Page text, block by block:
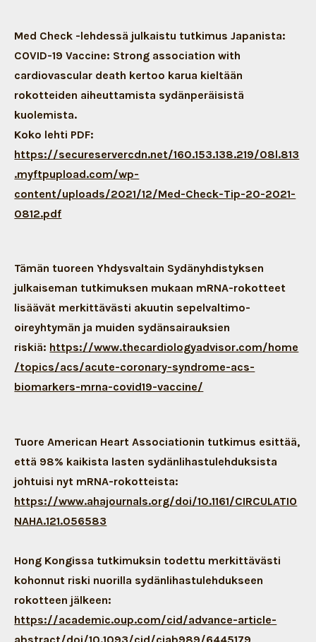
Med Check -lehdessä julkaistu tutkimus Japanista:
COVID-19 Vaccine: Strong association with
cardiovascular death kertoo karua kieltään
rokotteiden aiheuttamista sydänperäisistä
kuolemista.
Koko lehti PDF:
https://secureservercdn.net/160.153.138.219/08l.813
.myftpupload.com/wp-
content/uploads/2021/12/Med-Check-Tip-20-2021-
0812.pdf
Tämän tuoreen Yhdysvaltain Sydänyhdistyksen
julkaiseman tutkimuksen mukaan mRNA-rokotteet
lisäävät merkittävästi akuutin sepelvaltimo-
oireyhtymän ja muiden sydänsairauksien
riskiä: https://www.thecardiologyadvisor.com/home
/topics/acs/acute-coronary-syndrome-acs-
biomarkers-mrna-covid19-vaccine/
Tuore American Heart Associationin tutkimus esittää,
että 98% kaikista lasten sydänlihastulehduksista
johtuisi nyt mRNA-rokotteista:
https://www.ahajournals.org/doi/10.1161/CIRCULATIO
NAHA.121.056583
Hong Kongissa tutkimuksin todettu merkittävästi
kohonnut riski nuorilla sydänlihastulehdukseen
rokotteen jälkeen:
https://academic.oup.com/cid/advance-article-